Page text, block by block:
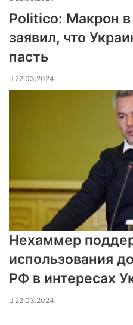
Politico: Макрон
заявил, что
пасть
22.03.2024
Нехаммер
использования
РФ в интересах
22.03.2024